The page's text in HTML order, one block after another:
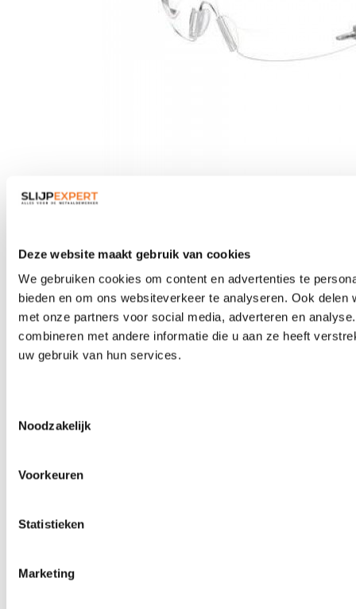
Deze website maakt gebruik van cookies
We gebruiken cookies om content en advertenties te
bieden en om ons websiteverkeer te analyseren. Ook
met onze partners voor social media, adverteren en
combineren met andere informatie die u aan ze heeft
uw gebruik van hun services.
Noodzakelijk
Voorkeuren
Statistieken
Marketing